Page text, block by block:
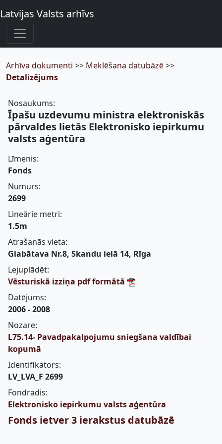
Latvijas Valsts arhīvs
Arhīva dokumenti >> Meklēšana datubāzē>>
Detalizējums
Nosaukums:
Īpašu uzdevumu ministra elektroniskās
pārvaldes lietās Elektronisko iepirkumu
valsts aģentūra
Līmenis:
Fonds
Numurs:
2699
Lineārie metri:
1.5m
Atrašanās vieta:
Glabātava Nr.8, Skandu ielā 14, Rīga
Lejuplādēt:
Vēsturiskā izziņa pdf formātā
Datējums:
2006 - 2008
Nozare:
L75.14- Pavadpakalpojumu sniegšana valdībai
kopumā
Identifikators:
LV_LVA_F 2699
Fondradis:
Elektronisko iepirkumu valsts aģentūra
Fonds ietver 3 ierakstus datubāzē